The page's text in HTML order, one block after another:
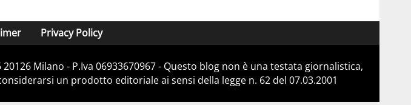
Privacy Policy
Milano - P.Iva 06933670967 - Questo blog non è una testata giornalistica,
un prodotto editoriale ai sensi della legge n. 62 del 07.03.2001